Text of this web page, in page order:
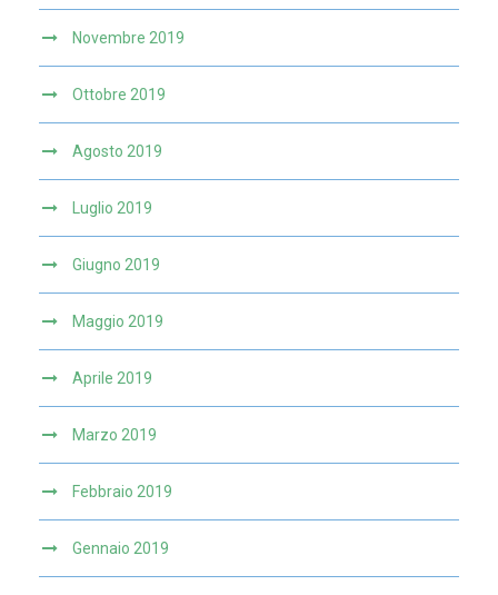
Novembre 2019
Ottobre 2019
Agosto 2019
Luglio 2019
Giugno 2019
Maggio 2019
Aprile 2019
Marzo 2019
Febbraio 2019
Gennaio 2019